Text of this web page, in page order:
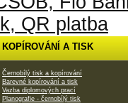
KOPÍROVÁNÍ A TISK
Černobílý tisk a kopírování
Barevné kopírování a tisk
Vazba diplomových prací
Planografie - černobílý tisk